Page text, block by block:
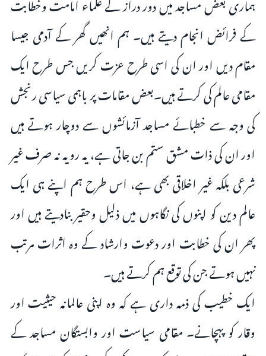
کے فرائض انجام دیتے ہیں۔ ہم انھیں گھر کے آدمی جیسا
مقام دیں اور ان کی اسی طرح عزت کریں جس طرح ایک
مقامی عالم کی کرتے ہیں۔بعض مقامات پر باہمی سیاسی رنجش
کی وجہ سے خطبائے مساجد آزمائشوں سے دوچار ہوتے ہیں
اور ان کی ذات مشق ستم بن جاتی ہے، یہ رویہ نہ صرف غیر
شرعی بلکہ غیر اخلاقی بھی ہے، اس طرح ہم اپنے ہی ایک
عالم دین کو اپنوں کی نگاہوں میں ذلیل وحقیر بنادیتے ہیں اور
پھر ان کی خطابت اور دعوت وارشاد کے وہ اثرات مرتب
نہیں ہوتے جن کی توقع ہم کرتے ہیں۔
ایک خطیب کی ذمہ داری ہے کہ وہ اپنی عالمانہ حیثیت اور
وقار کو پہچانے۔ مقامی سیاست اور وابستگان مساجد کے